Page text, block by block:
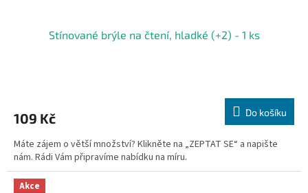
Stínované brýle na čtení, hladké (+2) - 1 ks
109 Kč Do košíku
Máte zájem o větší množství? Klikněte na „ZEPTAT SE“ a napište
nám. Rádi Vám připravíme nabídku na míru.
Akce